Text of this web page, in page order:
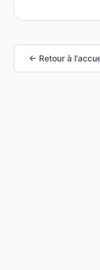
← Retour à